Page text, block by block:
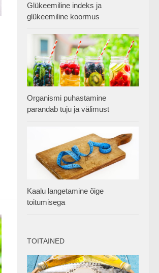
Glükeemiline indeks ja
glükeemiline koormus
Organismi puhastamine
parandab tuju ja välimust
Kaalu langetamine õige
toitumisega
TOITAINED